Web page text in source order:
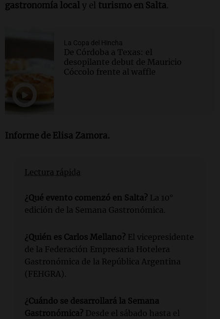
gastronomía localy el turismo en Salta.
La Copa del Hincha
De Córdoba a Texas: el
desopilante debut de Mauricio
Cóccolo frente al waffle
Informe de Elisa Zamora.
Lectura rápida
¿Qué evento comenzó en Salta? La 10°
edición de la Semana Gastronómica.
¿Quién es Carlos Mellano? El vicepresidente
de la Federación Empresaria Hotelera
Gastronómica de la República Argentina
(FEHGRA).
¿Cuándo se desarrollará la Semana
Gastronómica? Desde el sábado hasta el